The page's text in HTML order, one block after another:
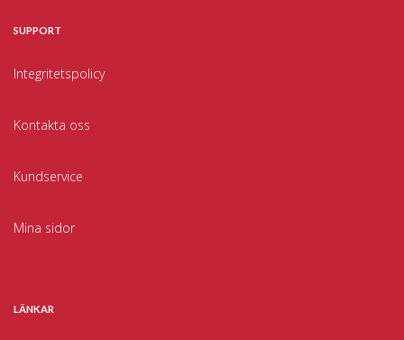
SUPPORT
Integritetspolicy
Kontakta oss
Kundservice
Mina sidor
LÄNKAR